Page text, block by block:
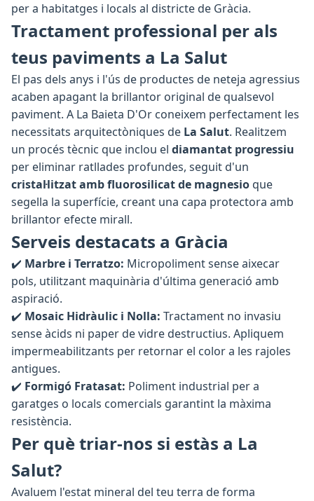
per a habitatges i locals al districte de Gràcia.
Tractament professional per als
teus paviments a La Salut
El pas dels anys i l'ús de productes de neteja agressius
acaben apagant la brillantor original de qualsevol
paviment. A La Baieta D'Or coneixem perfectament les
necessitats arquitectòniques de La Salut. Realitzem
un procés tècnic que inclou el diamantat progressiu
per eliminar ratllades profundes, seguit d'un
cristal·litzat amb fluorosilicat de magnesioque
segella la superfície, creant una capa protectora amb
brillantor efecte mirall.
Serveis destacats a Gràcia
✔️ Marbre i Terratzo: Micropoliment sense aixecar
pols, utilitzant maquinària d'última generació amb
aspiració.
✔️ Mosaic Hidràulic i Nolla: Tractament no invasiu
sense àcids ni paper de vidre destructius. Apliquem
impermeabilitzants per retornar el color a les rajoles
antigues.
✔️ Formigó Fratasat: Poliment industrial per a
garatges o locals comercials garantint la màxima
resistència.
Per què triar-nos si estàs a La
Salut?
Avaluem l'estat mineral del teu terra de forma